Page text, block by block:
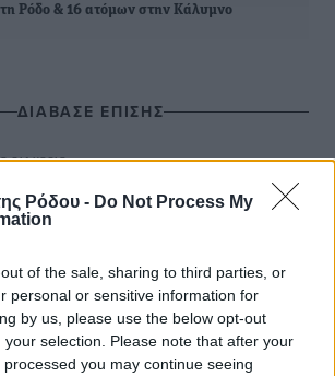
Ρόδου - Do Not Process My
of the sale, sharing to third parties, or
personal or sensitive information for
by us, please use the below opt-out
selection. Please note that after your
you may continue seeing
Ρόδο & 16 ατόμων στην Κάλυμνο
ΔΙΑΒΑΣΕ ΕΠΙΣΗΣ
ΕΙΔΉΣΕΙΣ
περιοχή Κάσου και Καρπάθου
20:49
ΕΙΔΉΣΕΙΣ
η ηλεκτρική διασύνδεση Ρόδου και Κω μέσω
καλωδίων με την ηπειρωτική Ελλάδα
ΕΙΔΉΣΕΙΣ